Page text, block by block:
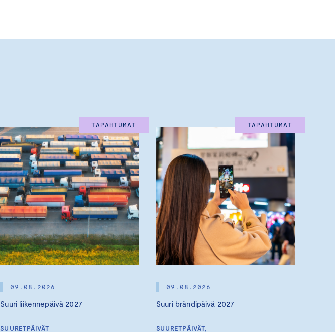
TAPAHTUMAT
09.08.2026
Suuri liikennepäivä 2027
SUURETPÄIVÄT
TAPAHTUMAT
09.08.2026
Suuri brändipäivä 2027
SUURETPÄIVÄT,